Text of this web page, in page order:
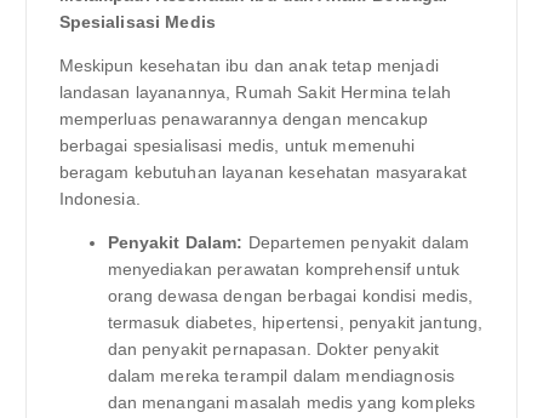
Spesialisasi Medis
Meskipun kesehatan ibu dan anak tetap menjadi
landasan layanannya, Rumah Sakit Hermina telah
memperluas penawarannya dengan mencakup
berbagai spesialisasi medis, untuk memenuhi
beragam kebutuhan layanan kesehatan masyarakat
Indonesia.
Penyakit Dalam: Departemen penyakit dalam
menyediakan perawatan komprehensif untuk
orang dewasa dengan berbagai kondisi medis,
termasuk diabetes, hipertensi, penyakit jantung,
dan penyakit pernapasan. Dokter penyakit
dalam mereka terampil dalam mendiagnosis
dan menangani masalah medis yang kompleks